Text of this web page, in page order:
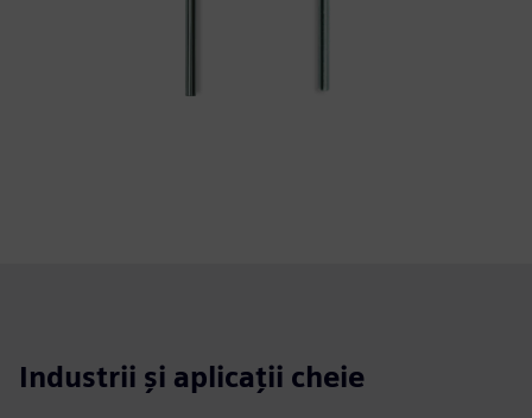
Industrii și aplicații cheie